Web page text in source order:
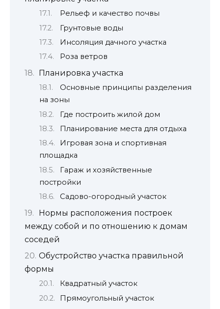
Рельеф и качество почвы
Грунтовые воды
Инсоляция дачного участка
Роза ветров
Планировка участка
Основные принципы разделения
на зоны
Где построить жилой дом
Планирование места для отдыха
Игровая зона и спортивная
площадка
Гараж и хозяйственные
постройки
Садово-огородный участок
Нормы расположения построек
между собой и по отношению к домам
соседей
Обустройство участка правильной
формы
Квадратный участок
Прямоугольный участок